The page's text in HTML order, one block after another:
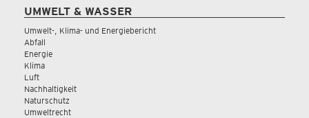
UMWELT & WASSER
Umwelt-, Klima- und Energiebericht
Abfall
Energie
Klima
Luft
Nachhaltigkeit
Naturschutz
Umweltrecht